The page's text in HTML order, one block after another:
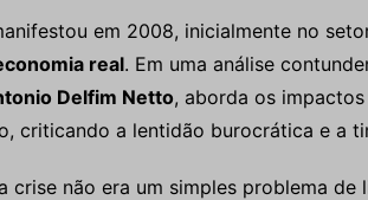
em 2008, inicialmente no
real. Em uma análise
Delfim Netto, aborda os
criticando a lentidão burocrática e a
crise não era um simples problema de